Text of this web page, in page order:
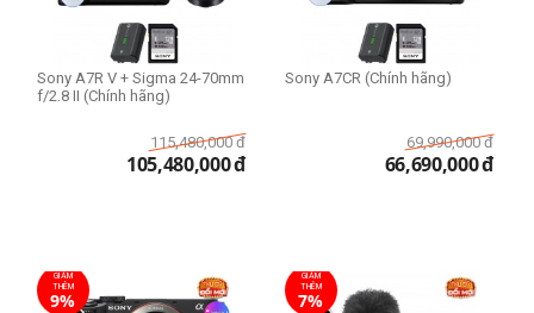
Sony A7R V + Sigma 24-70mm
f/2.8 II (Chính hãng)
115,480,000 đ
105,480,000đ
Sony A7CR (Chính hãng)
69,990,000 đ
66,690,000đ
GIẢM
THÊM
9%
GIẢM
THÊM
7%